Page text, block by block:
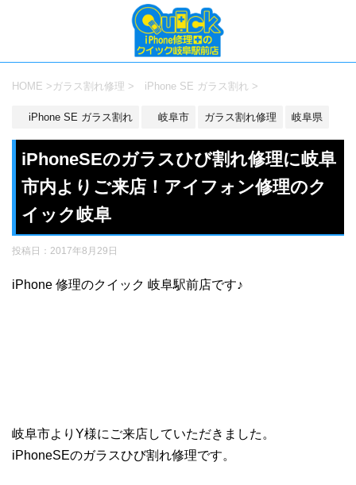
HOME > ガラス割れ修理 > iPhone SE ガラス割れ >
iPhone SE ガラス割れ 岐阜市 ガラス割れ修理 岐阜県
iPhoneSEのガラスひび割れ修理に岐阜
市内よりご来店！アイフォン修理のク
イック岐阜
投稿日： 2017年8月29日
iPhone 修理のクイック 岐阜駅前店です♪
岐阜市よりY様にご来店していただきました。
iPhoneSEのガラスひび割れ修理です。